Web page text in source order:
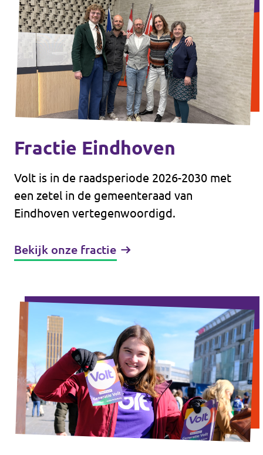
Fractie Eindhoven
Volt is in de raadsperiode 2026-2030 met
een zetel in de gemeenteraad van
Eindhoven vertegenwoordigd.
Bekijk onze fractie